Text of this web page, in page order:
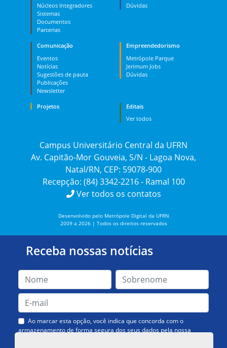
Núcleos Integradores
Sistemas
Documentos
Parcerias
Dúvidas
Comunicação
Eventos
Notícias
Sugestões de pauta
Publicações
Newsletter
Empreendedorismo
Metrópole Parque
Jerimum Jobs
Dúvidas
Projetos
Editais
Ver todos
Campus Universitário Central da UFRN
Av. Capitão-Mor Gouveia, S/N - Lagoa Nova,
Natal/RN, CEP: 59078-900
Recepção: (84) 3342-2216 - Ramal 100
Ver todos os contatos
Desenvolvido pelo Metrópole Digital da UFRN
2009 a 2026 | Todos os direitos reservados
Receba nossas notícias
Ao marcar esta opção, você indica que concorda com o
armazenamento de forma segura dos seus dados pela nossa